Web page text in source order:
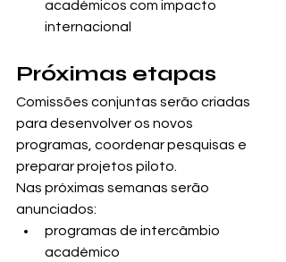
académicos com impacto
internacional
Próximas etapas
Comissões conjuntas serão criadas
para desenvolver os novos
programas, coordenar pesquisas e
preparar projetos piloto.
Nas próximas semanas serão
anunciados:
programas de intercâmbio
académico